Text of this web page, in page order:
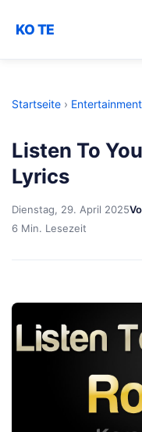
KO TE
Startseite › Entertainment
Listen To
Lyrics
Dienstag, 29. April 2025
6 Min. Lesezeit